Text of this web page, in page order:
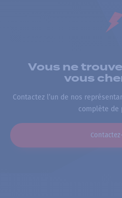
Vous ne
vous
Contactez l’un de nos
complète de